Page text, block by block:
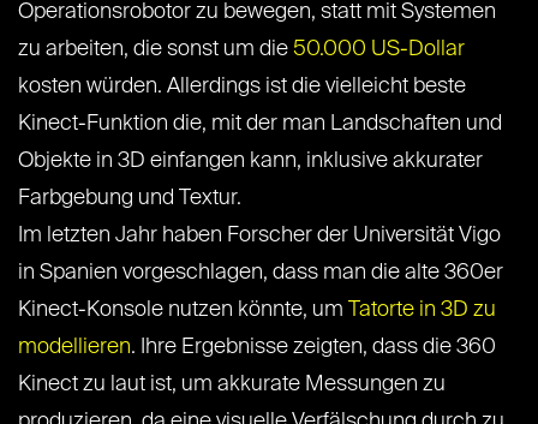
Operationsrobotor zu bewegen, statt mit Systemen
zu arbeiten, die sonst um die 50.000 US-Dollar
kosten würden. Allerdings ist die vielleicht beste
Kinect-Funktion die, mit der man Landschaften und
Objekte in 3D einfangen kann, inklusive akkurater
Farbgebung und Textur.
Im letzten Jahr haben Forscher der Universität Vigo
in Spanien vorgeschlagen, dass man die alte 360er
Kinect-Konsole nutzen könnte, um
Tatorte in 3D zu
modellieren. Ihre Ergebnisse zeigten, dass die 360
Kinect zu laut ist, um akkurate Messungen zu